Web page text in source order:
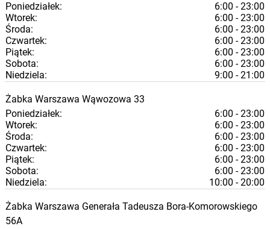
Poniedziałek:
6:00 - 23:00
Wtorek:
6:00 - 23:00
Środa:
6:00 - 23:00
Czwartek:
6:00 - 23:00
Piątek:
6:00 - 23:00
Sobota:
6:00 - 23:00
Niedziela:
9:00 - 21:00
Żabka Warszawa Wąwozowa 33
Poniedziałek:
6:00 - 23:00
Wtorek:
6:00 - 23:00
Środa:
6:00 - 23:00
Czwartek:
6:00 - 23:00
Piątek:
6:00 - 23:00
Sobota:
6:00 - 23:00
Niedziela:
10:00 - 20:00
Żabka Warszawa Generała Tadeusza Bora-Komorowskiego
56A